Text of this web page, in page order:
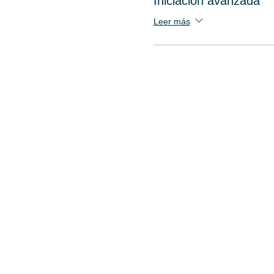
Leer más